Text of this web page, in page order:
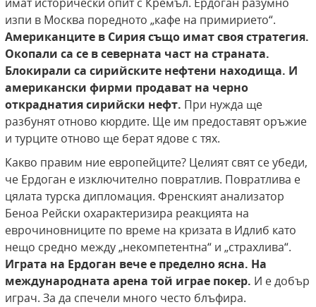
имат исторически опит с Кремъл. Ердоган разумно
изпи в Москва поредното „кафе на примирието“.
Американците в Сирия също имат своя стратегия.
Окопали са се в северната част на страната.
Блокирали са сирийските нефтени находища. И
американски фирми продават на черно
откраднатия сирийски нефт. При нужда ще
разбунят отново кюрдите. Ще им предоставят оръжие
и турците отново ще берат ядове с тях.
Какво правим ние европейците? Целият свят се убеди,
че Ердоган е изключително повратлив. Повратлива е
цялата турска дипломация. Френският анализатор
Беноа Рейски охарактеризира реакцията на
еврочиновниците по време на кризата в Идлиб като
нещо средно между „некомпетентна“ и „страхлива“.
Играта на Ердоган вече е пределно ясна. На
международната арена той играе покер. И е добър
играч. За да спечели много често блъфира.